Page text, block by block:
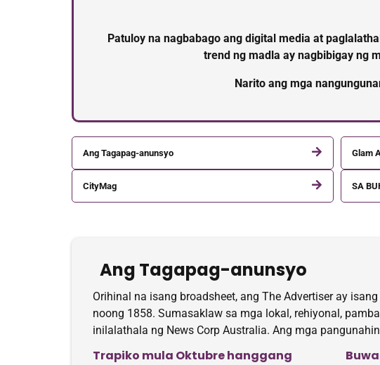
Patuloy na nagbabago ang digital media at
trend ng madla ay nagbibigay ng
Narito ang mga
Ang Tagapag-anunsyo Glam
CityMag SA
Ang Tagapag-anunsyo
Orihinal na isang broadsheet, ang The Advertiser ay
noong 1858. Sumasaklaw sa mga lokal, rehiyonal,
inilalathala ng News Corp Australia. Ang mga
Trapiko mula Oktubre hanggang